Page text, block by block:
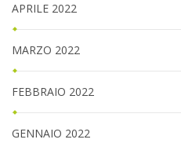
APRILE 2022
MARZO 2022
FEBBRAIO 2022
GENNAIO 2022